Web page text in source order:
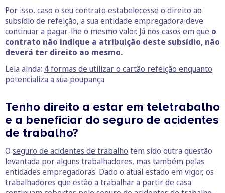
Por isso, caso o seu contrato estabelecesse o direito ao
subsídio de refeição, a sua entidade empregadora deve
continuar a pagar-lhe o mesmo valor. Já nos casos em que o
contrato não indique a atribuição deste subsídio, não
deverá ter direito ao mesmo.
Leia ainda: 4 formas de utilizar o cartão refeição enquanto
potencializa a sua poupança
Tenho direito a estar em teletrabalho
e a beneficiar do seguro de acidentes
de trabalho?
O seguro de acidentes de trabalho tem sido outra questão
levantada por alguns trabalhadores, mas também pelas
entidades empregadoras. Dado o atual estado em vigor, os
trabalhadores que estão a trabalhar a partir de casa